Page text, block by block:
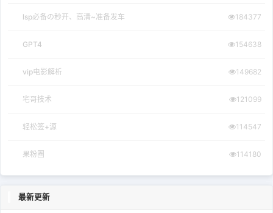
lsp必备の秒开、高清~准备发车 184377
GPT4 154638
vip电影解析 149682
宅哥技术 121099
轻松签+源 114547
果粉圈 114180
最新更新